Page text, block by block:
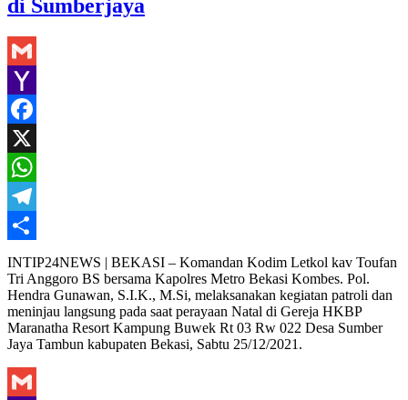
di Sumberjaya
Gmail
Yahoo
Mail
Facebook
X
WhatsApp
Telegram
Share
INTIP24NEWS | BEKASI – Komandan Kodim Letkol kav Toufan
Tri Anggoro BS bersama Kapolres Metro Bekasi Kombes. Pol.
Hendra Gunawan, S.I.K., M.Si, melaksanakan kegiatan patroli dan
meninjau langsung pada saat perayaan Natal di Gereja HKBP
Maranatha Resort Kampung Buwek Rt 03 Rw 022 Desa Sumber
Jaya Tambun kabupaten Bekasi, Sabtu 25/12/2021.